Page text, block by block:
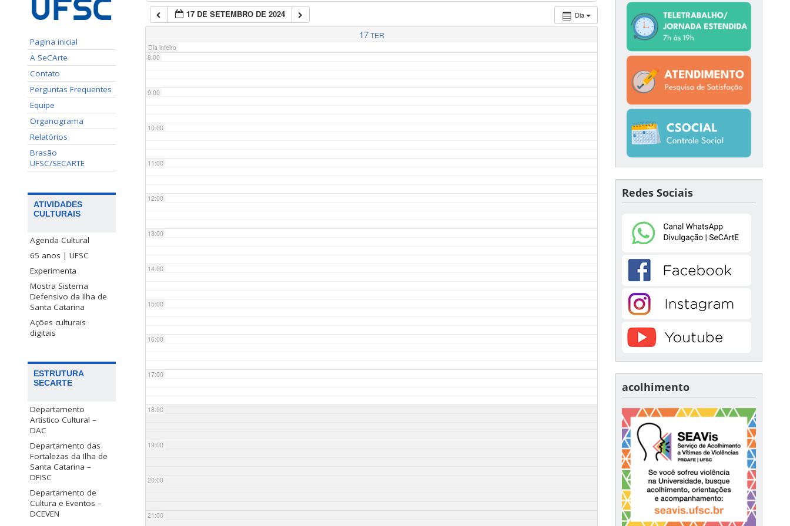
Pagina inicial
A SeCArte
Contato
Perguntas Frequentes
Equipe
Organograma
Relatórios
Brasão
UFSC/SECARTE
ATIVIDADES
CULTURAIS
Agenda Cultural
65 anos | UFSC
Experimenta
Mostra Sistema
Defensivo da Ilha de
Santa Catarina
Ações culturais
digitais
ESTRUTURA
SECARTE
Departamento
Artístico Cultural –
DAC
Departamento das
Fortalezas da Ilha de
Santa Catarina –
DFISC
Departamento de
Cultura e Eventos –
DCEVEN
Dia
17 DE SETEMBRO DE 2024
17 TER
Dia inteiro
7:00
8:00
9:00
10:00
11:00
12:00
13:00
14:00
15:00
16:00
17:00
18:00
19:00
20:00
21:00
Redes Sociais
acolhimento